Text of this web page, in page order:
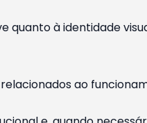
quanto à identidade
ao